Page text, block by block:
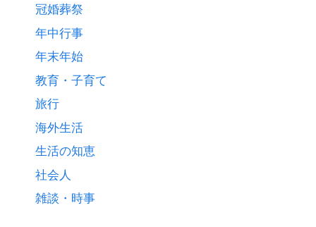
冠婚葬祭
年中行事
年末年始
教育・子育て
旅行
海外生活
生活の知恵
社会人
雑談・時事